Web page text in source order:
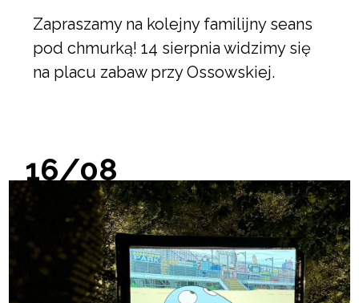
Zapraszamy na kolejny familijny seans
pod chmurką! 14 sierpnia widzimy się
na placu zabaw przy Ossowskiej.
16/08